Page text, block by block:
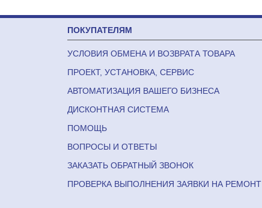
ПОКУПАТЕЛЯМ
УСЛОВИЯ ОБМЕНА И ВОЗВРАТА ТОВАРА
ПРОЕКТ, УСТАНОВКА, СЕРВИС
АВТОМАТИЗАЦИЯ ВАШЕГО БИЗНЕСА
ДИСКОНТНАЯ СИСТЕМА
ПОМОЩЬ
ВОПРОСЫ И ОТВЕТЫ
ЗАКАЗАТЬ ОБРАТНЫЙ ЗВОНОК
ПРОВЕРКА ВЫПОЛНЕНИЯ ЗАЯВКИ НА РЕМОНТ